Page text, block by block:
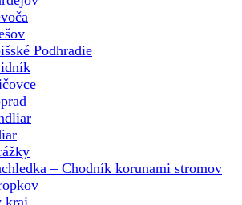
Podhradie
– Chodník korunami stromov
kraj